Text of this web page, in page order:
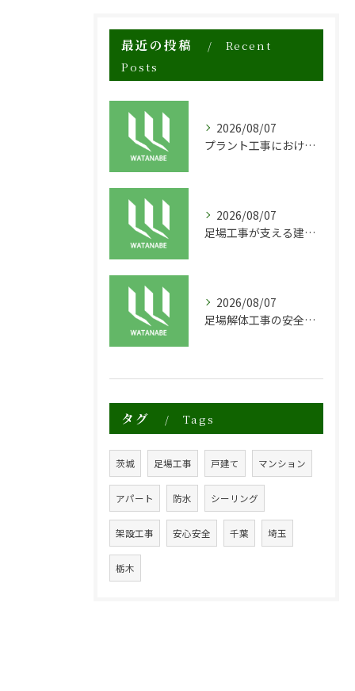
最近の投稿
Recent
Posts
2026/08/07
プラント工事における足場工事の安全対策と施工の重要性
2026/08/07
足場工事が支える建物の長寿命化と外装塗装の重要性
2026/08/07
足場解体工事の安全性と効率化のポイント
タグ Tags
茨城 足場工事 戸建て マンション
アパート 防水 シーリング
架設工事 安心安全 千葉 埼玉
栃木